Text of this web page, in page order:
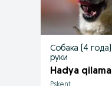
Собака (4
руки
Hadya